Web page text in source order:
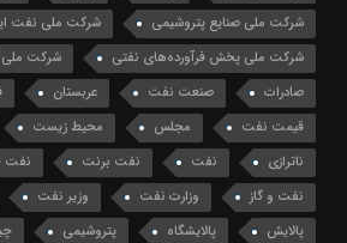
شرکت ملی صنایع پتروشیمی
شرکت ملی نفت
شرکت ملی پخش فرآورده‌های نفتی
شرکت ملی
صادرات
صنعت نفت عربستان
قیمت نفت
مجلس محیط زیست
ناترازی
نفت نفت برنت نفت
نفت و گاز
وزارت نفت وزیر نفت
پالایش
پالایشگاه پتروشیمی